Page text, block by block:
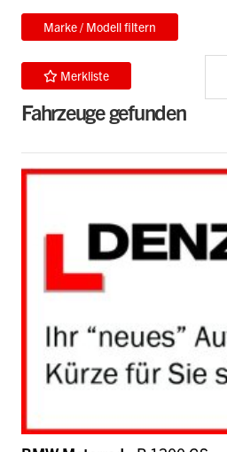
Marke / Modell filtern
Merkliste
Fahrzeuge gefunden